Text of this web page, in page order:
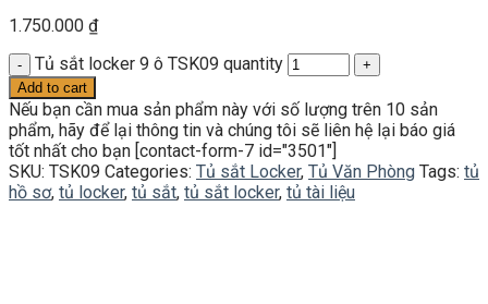
1.750.000 ₫
Tủ sắt locker 9 ô TSK09 quantity
Add to cart
Nếu bạn cần mua sản phẩm này với số lượng trên 10 sản
phẩm, hãy để lại thông tin và chúng tôi sẽ liên hệ lại báo giá
tốt nhất cho bạn [contact-form-7 id="3501"]
SKU: TSK09 Categories: Tủ sắt Locker, Tủ Văn Phòng Tags: tủ
hồ sơ, tủ locker, tủ sắt, tủ sắt locker, tủ tài liệu